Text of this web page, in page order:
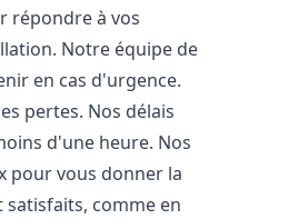
répondre à vos
Notre équipe de
en cas d'urgence.
pertes. Nos délais
d'une heure. Nos
pour vous donner la
comme en